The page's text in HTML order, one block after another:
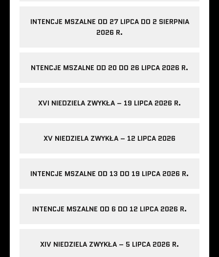
INTENCJE MSZALNE OD 27 LIPCA DO 2 SIERPNIA
2026 R.
NTENCJE MSZALNE OD 20 DO 26 LIPCA 2026 R.
XVI NIEDZIELA ZWYKŁA – 19 LIPCA 2026 R.
XV NIEDZIELA ZWYKŁA – 12 LIPCA 2026
INTENCJE MSZALNE OD 13 DO 19 LIPCA 2026 R.
INTENCJE MSZALNE OD 6 DO 12 LIPCA 2026 R.
XIV NIEDZIELA ZWYKŁA – 5 LIPCA 2026 R.